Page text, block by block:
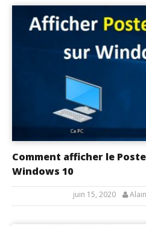
Comment afficher le
Windows 10
juin 15, 2020